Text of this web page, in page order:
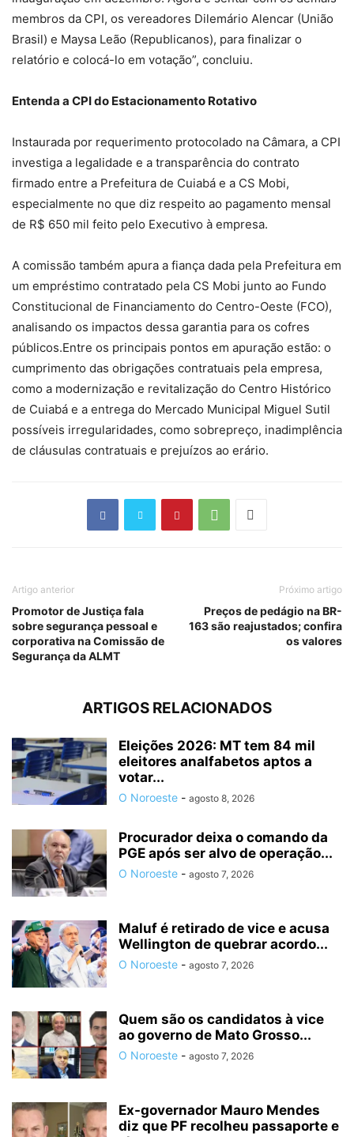
membros da CPI, os vereadores Dilemário Alencar (União
Brasil) e Maysa Leão (Republicanos), para finalizar o
relatório e colocá-lo em votação”, concluiu.
Entenda a CPI do Estacionamento Rotativo
Instaurada por requerimento protocolado na Câmara, a CPI
investiga a legalidade e a transparência do contrato
firmado entre a Prefeitura de Cuiabá e a CS Mobi,
especialmente no que diz respeito ao pagamento mensal
de R$ 650 mil feito pelo Executivo à empresa.
A comissão também apura a fiança dada pela Prefeitura em
um empréstimo contratado pela CS Mobi junto ao Fundo
Constitucional de Financiamento do Centro-Oeste (FCO),
analisando os impactos dessa garantia para os cofres
públicos.Entre os principais pontos em apuração estão: o
cumprimento das obrigações contratuais pela empresa,
como a modernização e revitalização do Centro Histórico
de Cuiabá e a entrega do Mercado Municipal Miguel Sutil
possíveis irregularidades, como sobrepreço, inadimplência
de cláusulas contratuais e prejuízos ao erário.
Artigo anterior
Promotor de Justiça fala
sobre segurança pessoal e
corporativa na Comissão de
Segurança da ALMT
Próximo artigo
Preços de pedágio na BR-
163 são reajustados; confira
os valores
ARTIGOS RELACIONADOS
Eleições 2026: MT tem 84 mil
eleitores analfabetos aptos a
votar...
O Noroeste - agosto 8, 2026
Procurador deixa o comando da
PGE após ser alvo de operação...
O Noroeste - agosto 7, 2026
Maluf é retirado de vice e acusa
Wellington de quebrar acordo...
O Noroeste - agosto 7, 2026
Quem são os candidatos à vice
ao governo de Mato Grosso...
O Noroeste - agosto 7, 2026
Ex-governador Mauro Mendes
diz que PF recolheu passaporte e